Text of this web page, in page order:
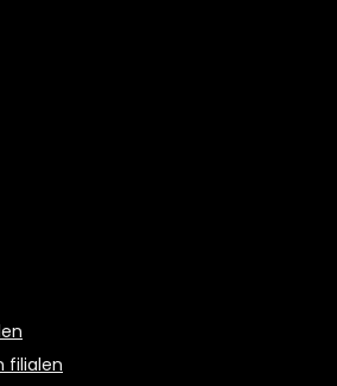
filialen